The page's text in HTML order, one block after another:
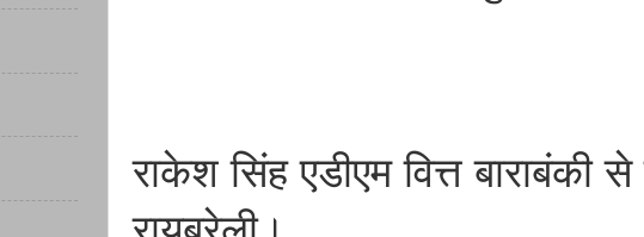
राकेश सिंह एडीएम वित्त बाराबंकी